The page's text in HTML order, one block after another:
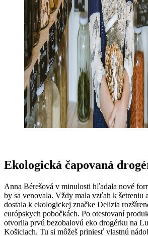
Ekologická čapovaná
Anna Bérešová v minulosti hľadala nové
by sa venovala. Vždy mala vzťah k šetreniu
dostala k ekologickej značke Delizia
európskych pobočkách. Po otestovaní
otvorila prvú bezobalovú eko drogérku na
Košiciach. Tu si môžeš priniesť vlastnú